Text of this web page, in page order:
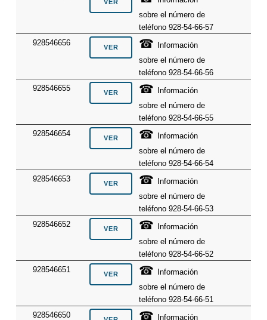
sobre el número de
teléfono 928-54-66-57
928546656
☎
Información
sobre el número de
teléfono 928-54-66-56
928546655
☎
Información
sobre el número de
teléfono 928-54-66-55
928546654
☎
Información
sobre el número de
teléfono 928-54-66-54
928546653
☎
Información
sobre el número de
teléfono 928-54-66-53
928546652
☎
Información
sobre el número de
teléfono 928-54-66-52
928546651
☎
Información
sobre el número de
teléfono 928-54-66-51
928546650
☎
Información